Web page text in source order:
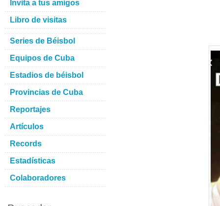
Invita a tus amigos
Libro de visitas
Series de Béisbol
Equipos de Cuba
Estadios de béisbol
Provincias de Cuba
Reportajes
Artículos
Records
Estadísticas
Colaboradores